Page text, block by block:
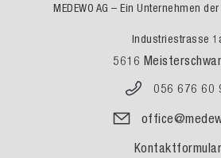
MEDEWO AG – Ein Unternehmen der
Industriestrasse
5616
056 676 60
Kontaktformular